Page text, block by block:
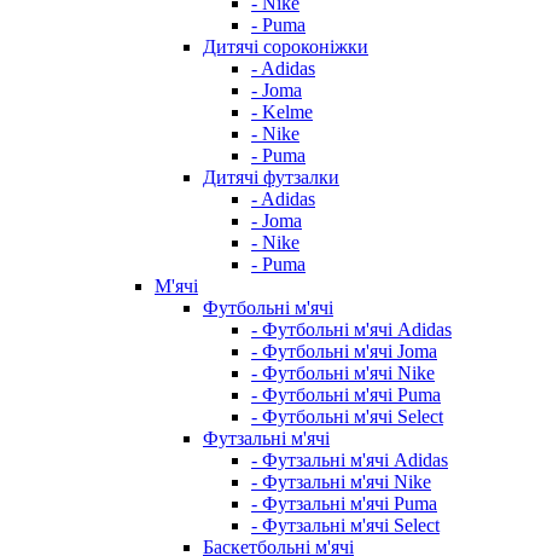
- Puma
Дитячі сороконіжки
- Adidas
- Joma
- Kelme
- Nike
- Puma
Дитячі футзалки
- Adidas
- Joma
- Nike
- Puma
М'ячі
Футбольні м'ячі
- Футбольні м'ячі Adidas
- Футбольні м'ячі Joma
- Футбольні м'ячі Nike
- Футбольні м'ячі Puma
- Футбольні м'ячі Select
Футзальні м'ячі
- Футзальні м'ячі Adidas
- Футзальні м'ячі Nike
- Футзальні м'ячі Puma
- Футзальні м'ячі Select
Баскетбольні м'ячі